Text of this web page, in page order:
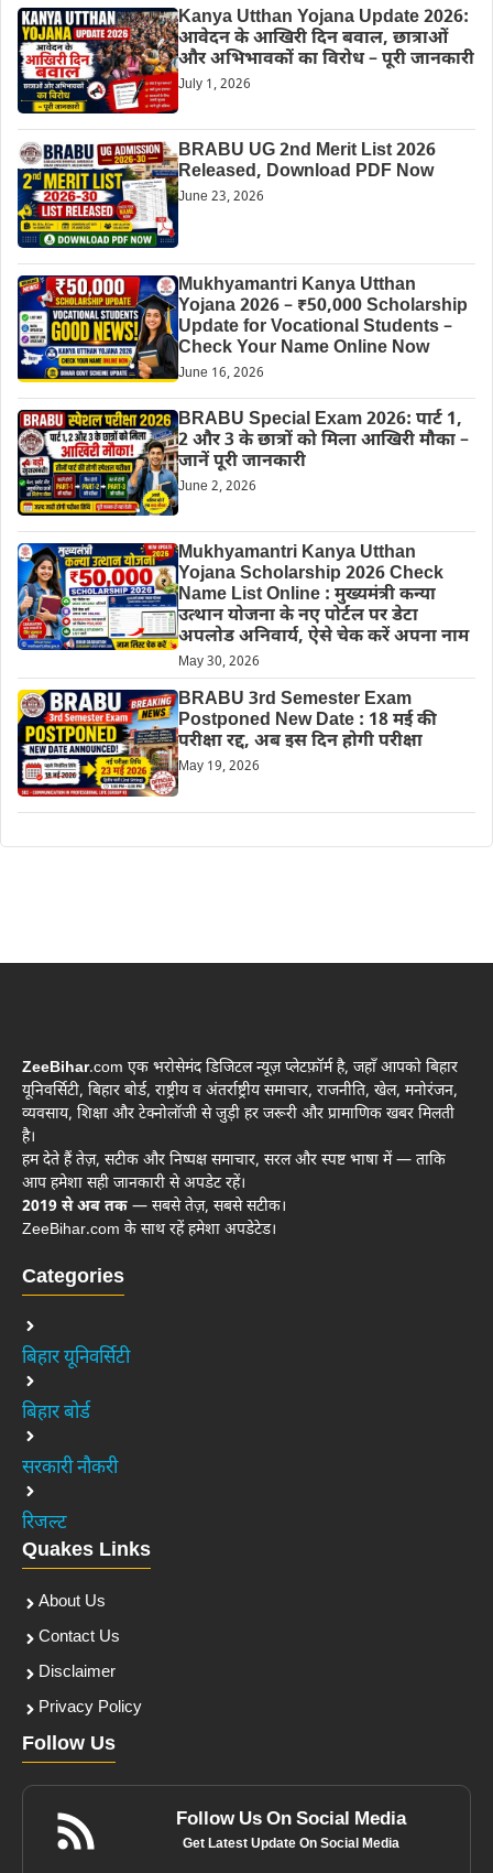
Kanya Utthan Yojana Update 2026:
आवेदन के आखिरी दिन बवाल, छात्राओं
और अभिभावकों का विरोध – पूरी जानकारी
July 1, 2026
BRABU UG 2nd Merit List 2026
Released, Download PDF Now
June 23, 2026
Mukhyamantri Kanya Utthan
Yojana 2026 – ₹50,000 Scholarship
Update for Vocational Students –
Check Your Name Online Now
June 16, 2026
BRABU Special Exam 2026: पार्ट 1,
2 और 3 के छात्रों को मिला आखिरी मौका –
जानें पूरी जानकारी
June 2, 2026
Mukhyamantri Kanya Utthan
Yojana Scholarship 2026 Check
Name List Online : मुख्यमंत्री कन्या
उत्थान योजना के नए पोर्टल पर डेटा
अपलोड अनिवार्य, ऐसे चेक करें अपना नाम
May 30, 2026
BRABU 3rd Semester Exam
Postponed New Date : 18 मई की
परीक्षा रद्द, अब इस दिन होगी परीक्षा
May 19, 2026
ZeeBihar.com एक भरोसेमंद डिजिटल न्यूज़ प्लेटफ़ॉर्म है, जहाँ आपको बिहार
यूनिवर्सिटी, बिहार बोर्ड, राष्ट्रीय व अंतर्राष्ट्रीय समाचार, राजनीति, खेल, मनोरंजन,
व्यवसाय, शिक्षा और टेक्नोलॉजी से जुड़ी हर जरूरी और प्रामाणिक खबर मिलती
है।
हम देते हैं तेज़, सटीक और निष्पक्ष समाचार, सरल और स्पष्ट भाषा में — ताकि
आप हमेशा सही जानकारी से अपडेट रहें।
2019 से अब तक — सबसे तेज़, सबसे सटीक।
ZeeBihar.com के साथ रहें हमेशा अपडेटेड।
Categories
बिहार यूनिवर्सिटी
बिहार बोर्ड
सरकारी नौकरी
रिजल्ट
Quakes Links
About Us
Contact Us
Disclaimer
Privacy Policy
Follow Us
Follow Us On Social Media
Get Latest Update On Social Media